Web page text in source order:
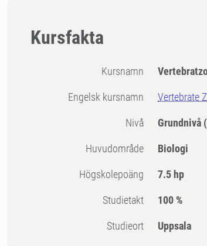
Kursfakta
Kursnamn
Engelsk kursnamn Vertebrate
Nivå Grundnivå
Huvudområde Biologi
högskolepoäng 7.5 hp
Studietakt 100 %
Studieort Uppsala